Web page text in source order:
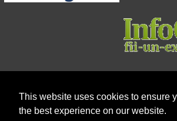
This website uses cookies to ensure
the best experience on our website.